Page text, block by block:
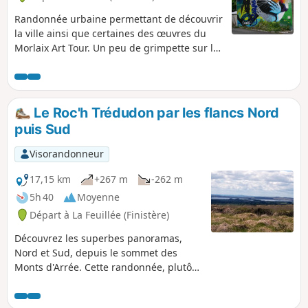
Randonnée urbaine permettant de découvrir
la ville ainsi que certaines des œuvres du
Morlaix Art Tour. Un peu de grimpette sur la
gare mais rien de très difficile.
Le Roc'h Trédudon par les flancs Nord
puis Sud
Visorandonneur
17,15 km
+267 m
-262 m
5h 40
Moyenne
Départ à La Feuillée (Finistère)
Découvrez les superbes panoramas,
Nord et Sud, depuis le sommet des
Monts d'Arrée. Cette randonnée, plutôt
traverse le petit bourg de Plounéour-